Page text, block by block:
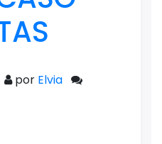
por Elvia